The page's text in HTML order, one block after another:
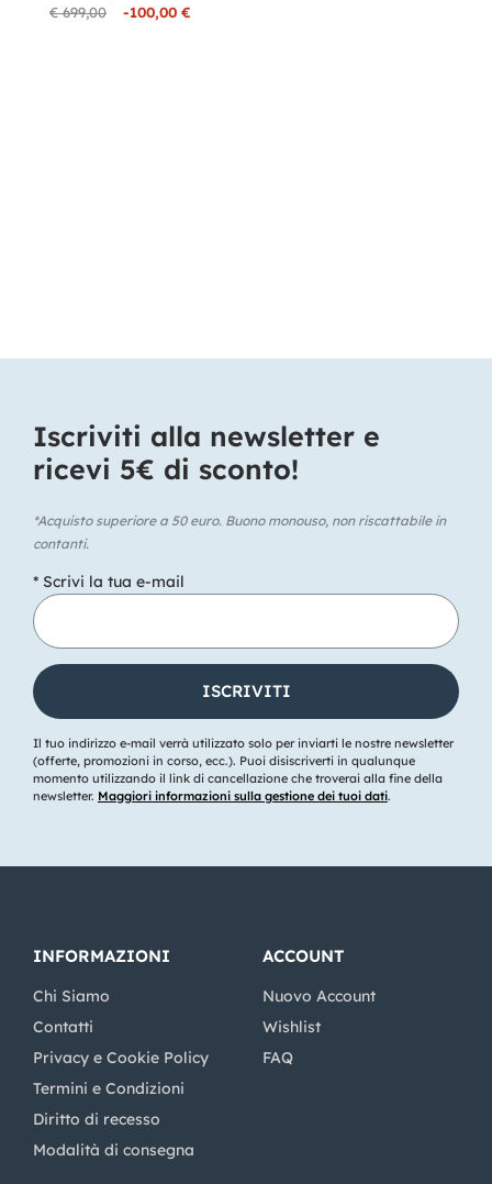
€ 699,00 -100,00 €
Iscriviti alla newsletter e
ricevi 5€ di sconto!​
*Acquisto superiore a 50 euro. Buono monouso, non riscattabile in
contanti.
* Scrivi la tua e-mail
Il tuo indirizzo e-mail verrà utilizzato solo per inviarti le nostre newsletter
(offerte, promozioni in corso, ecc.). Puoi disiscriverti in qualunque
momento utilizzando il link di cancellazione che troverai alla fine della
newsletter. Maggiori informazioni sulla gestione dei tuoi dati.
INFORMAZIONI
Chi Siamo
Contatti
Privacy e Cookie Policy
Termini e Condizioni
Diritto di recesso
Modalità di consegna
ACCOUNT
Nuovo Account
Wishlist
FAQ